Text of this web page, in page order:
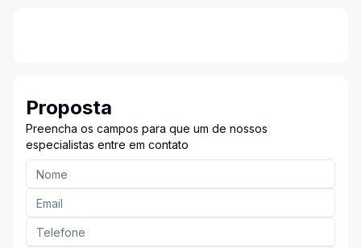
Proposta
Preencha os campos para que um de nossos
especialistas entre em contato